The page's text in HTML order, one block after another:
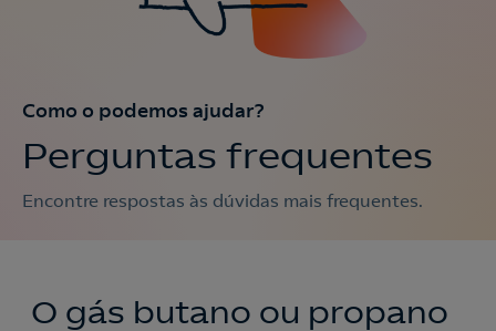
Como o podemos ajudar?
Perguntas frequentes
Encontre respostas às dúvidas mais frequentes.
O gás butano ou propano